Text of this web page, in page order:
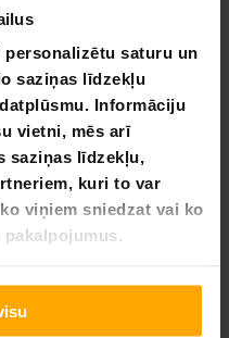
saturu un
saziņas līdzekļu
Informāciju
vietni, mēs arī
saziņas līdzekļu,
kuri to var
viņiem sniedzat vai ko
datu pārraidei un
attāluma.
jauda- 270mAh
~7 stundām mūzikas
un ātra uzlāde (≤1.5h),
gaidīšanas strāvu.
- Vienas pieskāriena
inteliģentai lietošanai,
funkcijām.
vairāk nekā 25
japāņu, korejiešu,